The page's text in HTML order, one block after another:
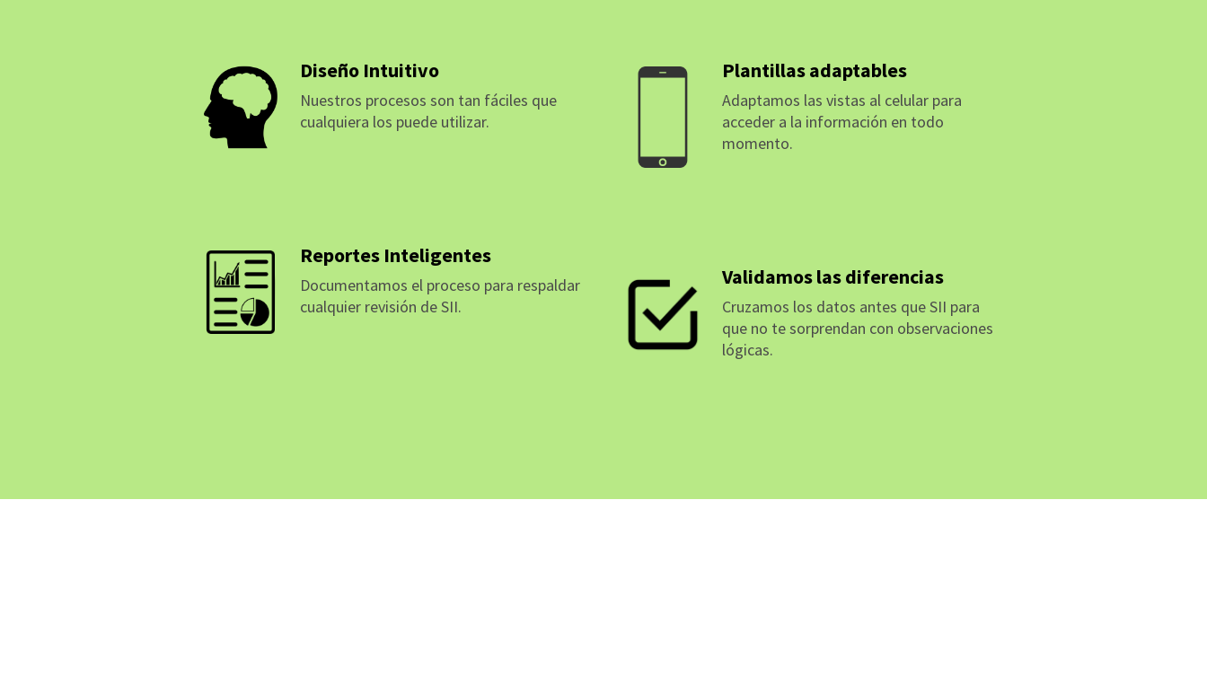
Diseño Intuitivo
Nuestros procesos son tan fáciles que
cualquiera los puede utilizar.
Reportes Inteligentes
Documentamos el proceso para respaldar
cualquier revisión de SII.
Plantillas adaptables
Adaptamos las vistas al celular para
acceder a la información en todo
momento.
Validamos las diferencias
Cruzamos los datos antes que SII para
que no te sorprendan con observaciones
lógicas.